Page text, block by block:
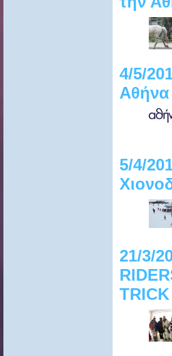
4/5/
Αθήνα
5/4/
21/3/
TRICK